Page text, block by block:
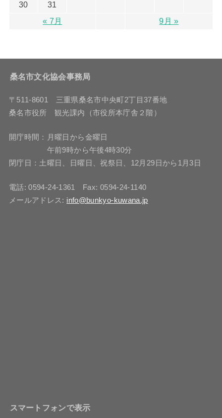
30
31
« 7月
9月 »
桑名市文化協会事務局
〒511-8601 三重県桑名市中央町2丁目37番地
桑名市役所 観光課内（市役所本庁舎２階）
開庁時間：月曜日から金曜日
午前9時から午後4時30分
閉庁日：土曜日、日曜日、祝祭日、12月29日から1月3日
電話: 0594-24-1361 Fax: 0594-24-1140
メールアドレス: info@bunkyo-kuwana.jp
スマートフォンで表示